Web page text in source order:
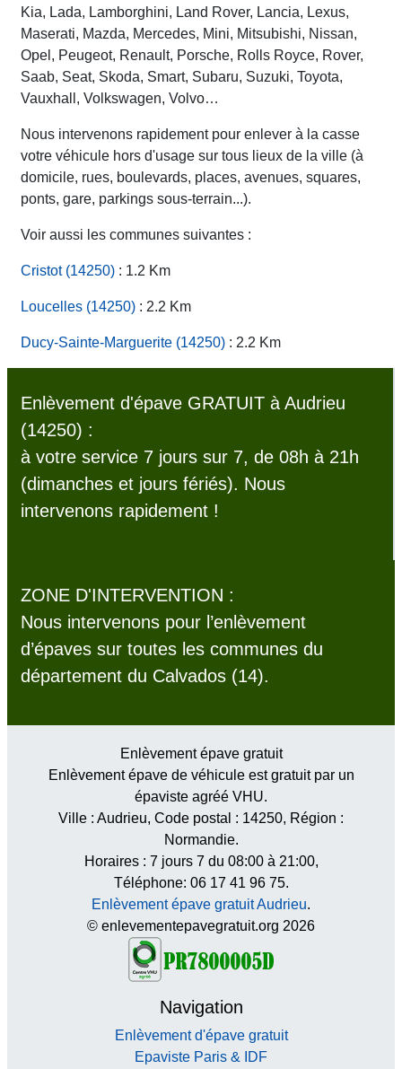
Kia, Lada, Lamborghini, Land Rover, Lancia, Lexus,
Maserati, Mazda, Mercedes, Mini, Mitsubishi, Nissan,
Opel, Peugeot, Renault, Porsche, Rolls Royce, Rover,
Saab, Seat, Skoda, Smart, Subaru, Suzuki, Toyota,
Vauxhall, Volkswagen, Volvo…
Nous intervenons rapidement pour enlever à la casse
votre véhicule hors d'usage sur tous lieux de la ville (à
domicile, rues, boulevards, places, avenues, squares,
ponts, gare, parkings sous-terrain...).
Voir aussi les communes suivantes :
Cristot (14250) : 1.2 Km
Loucelles (14250) : 2.2 Km
Ducy-Sainte-Marguerite (14250) : 2.2 Km
Enlèvement d'épave GRATUIT à Audrieu
(14250) :
à votre service 7 jours sur 7, de 08h à 21h
(dimanches et jours fériés). Nous
intervenons rapidement !
ZONE D'INTERVENTION :
Nous intervenons pour l’enlèvement
d’épaves sur toutes les communes du
département du Calvados (14).
Enlèvement épave gratuit
Enlèvement épave de véhicule est gratuit par un
épaviste agréé VHU.
Ville : Audrieu, Code postal : 14250, Région :
Normandie.
Horaires : 7 jours 7 du 08:00 à 21:00,
Téléphone: 06 17 41 96 75.
Enlèvement épave gratuit Audrieu.
© enlevementepavegratuit.org 2026
Navigation
Enlèvement d'épave gratuit
Epaviste Paris & IDF